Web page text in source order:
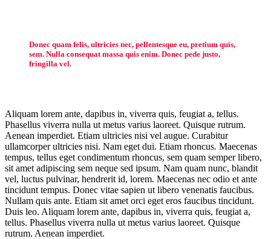
Donec quam felis, ultricies nec, pellentesque eu, pretium quis,
sem. Nulla consequat massa quis enim. Donec pede justo,
fringilla vel.
Aliquam lorem ante, dapibus in, viverra quis, feugiat a, tellus.
Phasellus viverra nulla ut metus varius laoreet. Quisque rutrum.
Aenean imperdiet. Etiam ultricies nisi vel augue. Curabitur
ullamcorper ultricies nisi. Nam eget dui. Etiam rhoncus. Maecenas
tempus, tellus eget condimentum rhoncus, sem quam semper libero,
sit amet adipiscing sem neque sed ipsum. Nam quam nunc, blandit
vel, luctus pulvinar, hendrerit id, lorem. Maecenas nec odio et ante
tincidunt tempus. Donec vitae sapien ut libero venenatis faucibus.
Nullam quis ante. Etiam sit amet orci eget eros faucibus tincidunt.
Duis leo. Aliquam lorem ante, dapibus in, viverra quis, feugiat a,
tellus. Phasellus viverra nulla ut metus varius laoreet. Quisque
rutrum. Aenean imperdiet.